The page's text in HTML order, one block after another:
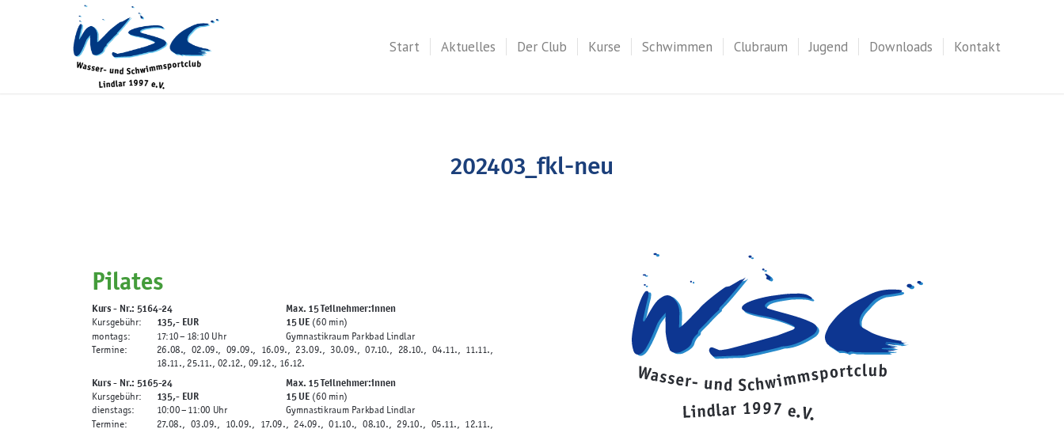
Start Aktuelles Der Club Kurse Schwimmen Clubraum Jugend Downloads Kontakt
202403_fkl-neu
Pilates
Kurs - Nr.: 5164-24
Max. 15 Teilnehmer:innen
Kursgebühr:
135,- EUR 15 UE (60 min)
montags:
17:10– 18:10 Uhr
Gymnastikraum Parkbad Lindlar
Termine:
26.08., 02.09., 09.09., 16.09., 23.09., 30.09., 07.10., 28.10., 04.11., 11.11.,
18.11., 25.11., 02.12., 09.12., 16.12.
Kurs - Nr.: 5165-24
Max. 15 Teilnehmer:innen
Kursgebühr:
135,- EUR 15 UE (60 min)
dienstags:
10:00– 11:00 Uhr
Gymnastikraum Parkbad Lindlar
Termine:
27.08., 03.09., 10.09., 17.09., 24.09., 01.10., 08.10., 29.10., 05.11., 12.11.,